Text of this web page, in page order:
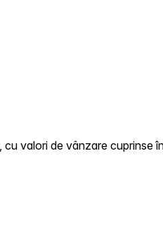
, cu valori de vânzare cuprinse